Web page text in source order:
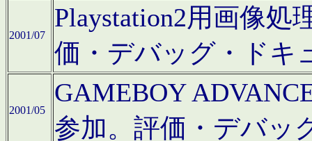
2001/07
Playstation2用画像
価・デバッグ・ドキ
2001/05
GAMEBOY
参加。評価・デバッ